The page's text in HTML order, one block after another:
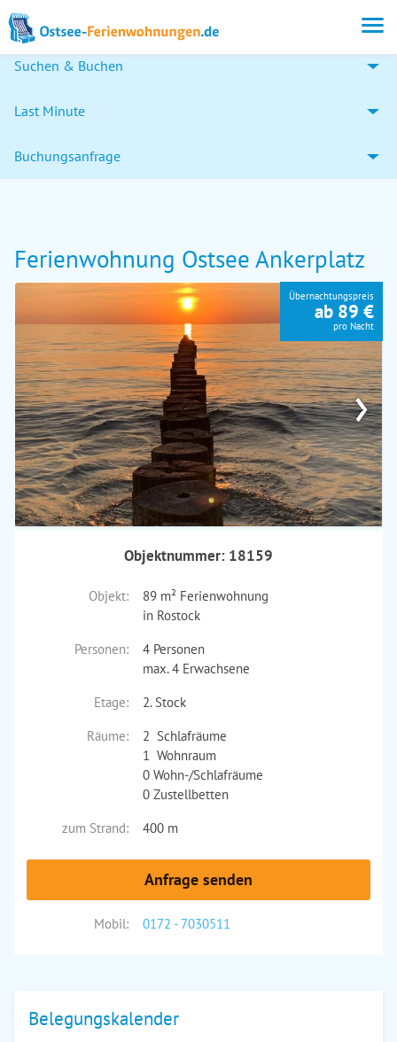
Suchen & Buchen
Last Minute
Buchungsanfrage
Ferienwohnung Ostsee Ankerplatz
›
Übernachtungspreis
ab 89 €
pro Nacht
Objektnummer: 18159
Objekt:
89 m² Ferienwohnung
in Rostock
Personen:
4 Personen
max. 4 Erwachsene
Etage:
2. Stock
Räume:
2 Schlafräume
1 Wohnraum
0 Wohn-/Schlafräume
0 Zustellbetten
zum Strand:
400 m
Anfrage senden
Mobil: 0172 - 7030511
Belegungskalender